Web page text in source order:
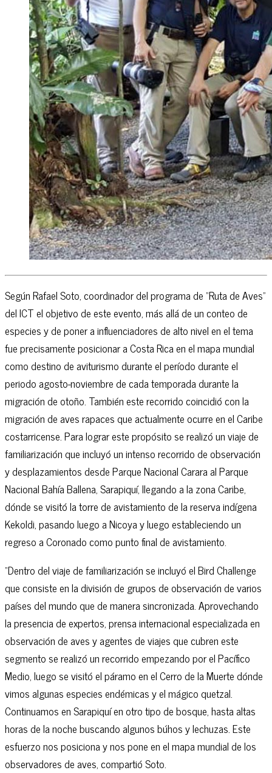
Según Rafael Soto, coordinador del programa de “Ruta de Aves”
del ICT el objetivo de este evento, más allá de un conteo de
especies y de poner a influenciadores de alto nivel en el tema
fue precisamente posicionar a Costa Rica en el mapa mundial
como destino de aviturismo durante el período durante el
periodo agosto-noviembre de cada temporada durante la
migración de otoño. También este recorrido coincidió con la
migración de aves rapaces que actualmente ocurre en el Caribe
costarricense. Para lograr este propósito se realizó un viaje de
familiarización que incluyó un intenso recorrido de observación
y desplazamientos desde Parque Nacional Carara al Parque
Nacional Bahía Ballena, Sarapiquí, llegando a la zona Caribe,
dónde se visitó la torre de avistamiento de la reserva indígena
Kekoldi, pasando luego a Nicoya y luego estableciendo un
regreso a Coronado como punto final de avistamiento.
“Dentro del viaje de familiarización se incluyó el Bird Challenge
que consiste en la división de grupos de observación de varios
países del mundo que de manera sincronizada. Aprovechando
la presencia de expertos, prensa internacional especializada en
observación de aves y agentes de viajes que cubren este
segmento se realizó un recorrido empezando por el Pacífico
Medio, luego se visitó el páramo en el Cerro de la Muerte dónde
vimos algunas especies endémicas y el mágico quetzal.
Continuamos en Sarapiquí en otro tipo de bosque, hasta altas
horas de la noche buscando algunos búhos y lechuzas. Este
esfuerzo nos posiciona y nos pone en el mapa mundial de los
observadores de aves, compartió Soto.